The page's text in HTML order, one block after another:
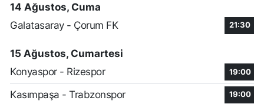
14 Ağustos, Cuma
Galatasaray - Çorum FK
21:30
15 Ağustos, Cumartesi
Konyaspor - Rizespor
19:00
Kasımpaşa - Trabzonspor 19:00